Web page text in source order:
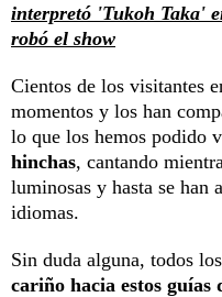
interpretó 'Tukoh Taka'
robó el show
Cientos de los visitantes
momentos y los han
lo que los hemos podido
hinchas, cantando
luminosas y hasta se han
idiomas.
Sin duda alguna, todos
cariño hacia estos guías